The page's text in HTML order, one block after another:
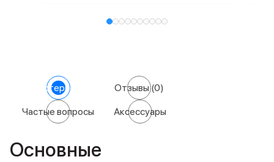
Характеристики Отзывы(0)
Частые вопросы Аксессуары
Основные